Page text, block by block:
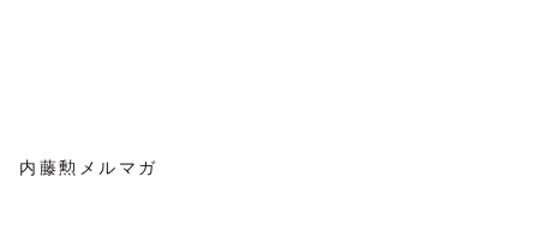
内藤勲メルマガ